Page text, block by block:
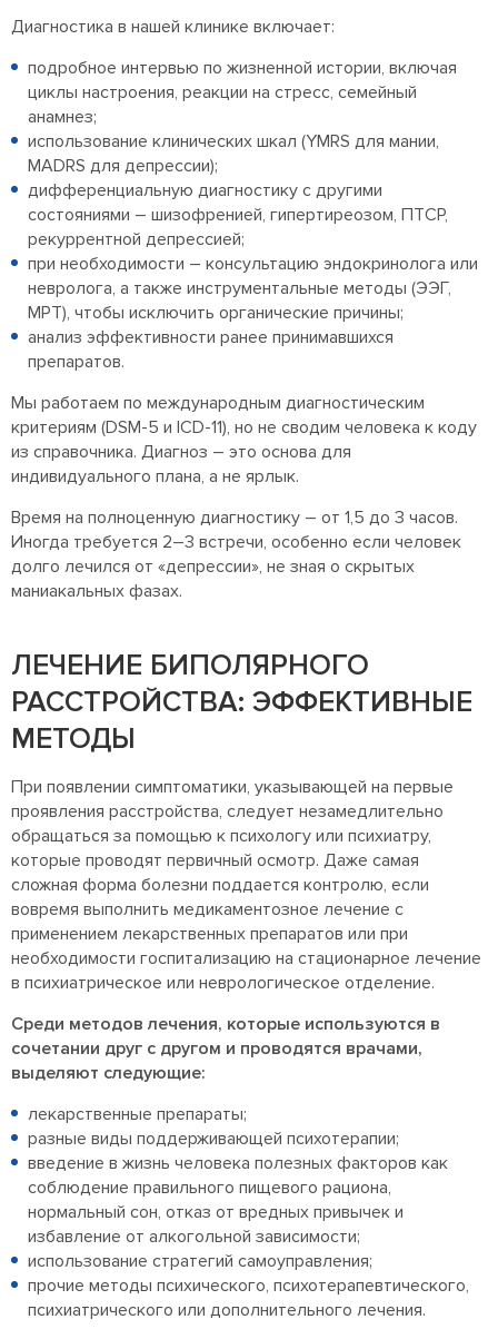
Диагностика в нашей клинике включает:
подробное интервью по жизненной истории, включая
циклы настроения, реакции на стресс, семейный
анамнез;
использование клинических шкал (YMRS для мании,
MADRS для депрессии);
дифференциальную диагностику с другими
состояниями – шизофренией, гипертиреозом, ПТСР,
рекуррентной депрессией;
при необходимости – консультацию эндокринолога или
невролога, а также инструментальные методы (ЭЭГ,
МРТ), чтобы исключить органические причины;
анализ эффективности ранее принимавшихся
препаратов.
Мы работаем по международным диагностическим
критериям (DSM-5 и ICD-11), но не сводим человека к коду
из справочника. Диагноз – это основа для
индивидуального плана, а не ярлык.
Время на полноценную диагностику – от 1,5 до 3 часов.
Иногда требуется 2–3 встречи, особенно если человек
долго лечился от «депрессии», не зная о скрытых
маниакальных фазах.
ЛЕЧЕНИЕ БИПОЛЯРНОГО
РАССТРОЙСТВА: ЭФФЕКТИВНЫЕ
МЕТОДЫ
При появлении симптоматики, указывающей на первые
проявления расстройства, следует незамедлительно
обращаться за помощью к психологу или психиатру,
которые проводят первичный осмотр. Даже самая
сложная форма болезни поддается контролю, если
вовремя выполнить медикаментозное лечение с
применением лекарственных препаратов или при
необходимости госпитализацию на стационарное лечение
в психиатрическое или неврологическое отделение.
Среди методов лечения, которые используются в
сочетании друг с другом и проводятся врачами,
выделяют следующие:
лекарственные препараты;
разные виды поддерживающей психотерапии;
введение в жизнь человека полезных факторов как
соблюдение правильного пищевого рациона,
нормальный сон, отказ от вредных привычек и
избавление от алкогольной зависимости;
использование стратегий самоуправления;
прочие методы психического, психотерапевтического,
психиатрического или дополнительного лечения.